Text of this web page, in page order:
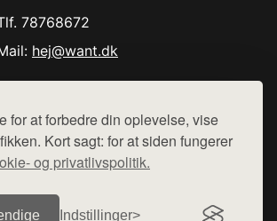
for at forbedre din oplevelse, vise
Kort sagt: for at siden fungerer
og privatlivspolitik.
Indstillinger
78768672
hej@want.dk
denne side - vi henviser til de shops,